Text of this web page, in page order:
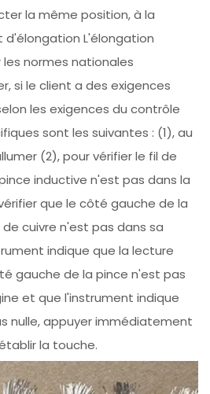
la même position, à la
L'élongation
normes nationales
si le client a des exigences
les exigences du contrôle
sont les suivantes : (1), au
(2), pour vérifier le fil de
inductive n'est pas dans la
que le côté gauche de la
cuivre n'est pas dans sa
indique que la lecture
gauche de la pince n'est pas
et que l'instrument indique
nulle, appuyer immédiatement
la touche.